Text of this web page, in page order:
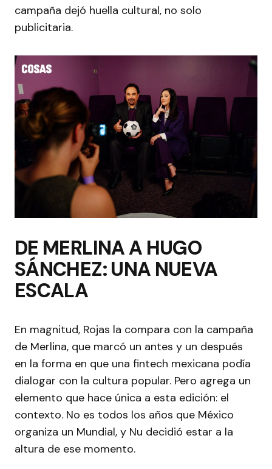
campaña dejó huella cultural, no solo
publicitaria.
DE MERLINA A HUGO
SÁNCHEZ: UNA NUEVA
ESCALA
En magnitud, Rojas la compara con la campaña
de Merlina, que marcó un antes y un después
en la forma en que una fintech mexicana podía
dialogar con la cultura popular. Pero agrega un
elemento que hace única a esta edición: el
contexto. No es todos los años que México
organiza un Mundial, y Nu decidió estar a la
altura de ese momento.